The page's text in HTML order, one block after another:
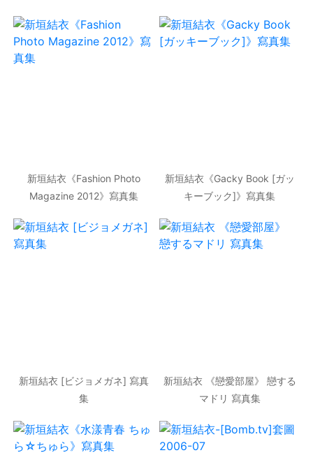
Playboy] 2011年No.44 寫真
雜志
Playboy] 2016年No.51 寫真
雜志
新垣結衣《Fashion Photo
Magazine 2012》寫真集
新垣結衣《Gacky Book [ガッ
キーブック]》寫真集
新垣結衣 [ビジョメガネ] 寫真
集
新垣結衣 《戀愛部屋》 戀する
マドリ 寫真集